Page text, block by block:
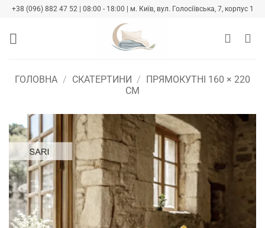
Skip
content
+38 (096) 882 47 52 | 08:00 - 18:00 | м. Київ, вул. Голосіївська, 7, корпус 1
ГОЛОВНА / СКАТЕРТИНИ / ПРЯМОКУТНІ 160 × 220
СМ